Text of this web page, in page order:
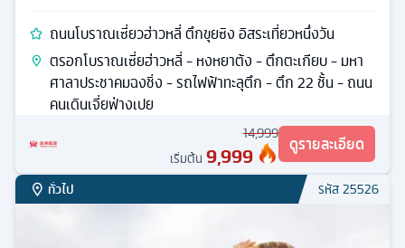
ถนนโบราณเซี่ยวฮ่าวหลี่ ตึกขุยซิง อิสระเที่ยวหนึ่งวัน
ตรอกโบราณเซี่ยฮ่าวหลี่ - หงหยาต้ง - ตึกตะเกียบ - มหา
ศาลาประชาคมฉงชิ่ง - รถไฟฟ้าทะลุตึก - ตึก 22 ชั้น - ถนน
คนเดินเจี่ยฟ่างเปย
14,999
เริ่มต้น 9,999 ดูรายละเอียด
ทั่วไป รหัส25526